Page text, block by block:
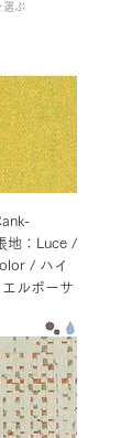
選ぶ
地：Luce /
/ ハイ
ルボーサ